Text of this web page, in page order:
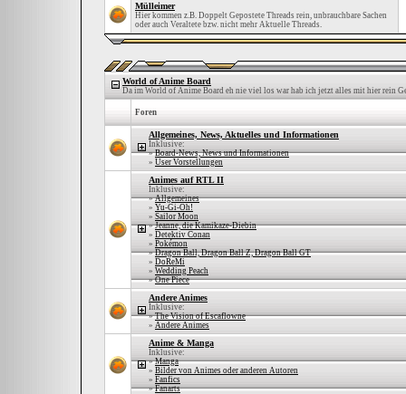
Mülleimer
Hier kommen z.B. Doppelt Gepostete Threads rein, unbrauchbare Sachen
oder auch Veraltete bzw. nicht mehr Aktuelle Threads.
World of Anime Board
Da im World of Anime Board eh nie viel los war hab ich jetzt alles mit hier rein
Foren
Allgemeines, News, Aktuelles und Informationen
Inklusive:
»Board-News, News und Informationen
» User Vorstellungen
Animes auf RTL II
Inklusive:
»Allgemeines
» Yu-Gi-Oh!
» Sailor Moon
»Jeanne, die Kamikaze-Diebin
» Detektiv Conan
» Pokémon
»Dragon Ball, Dragon Ball Z, Dragon Ball GT
» DoReMi
» Wedding Peach
»One Piece
Andere Animes
Inklusive:
»The Vision of Escaflowne
» Andere Animes
Anime & Manga
Inklusive:
»Manga
» Bilder von Animes oder anderen Autoren
» Fanfics
»Fanarts